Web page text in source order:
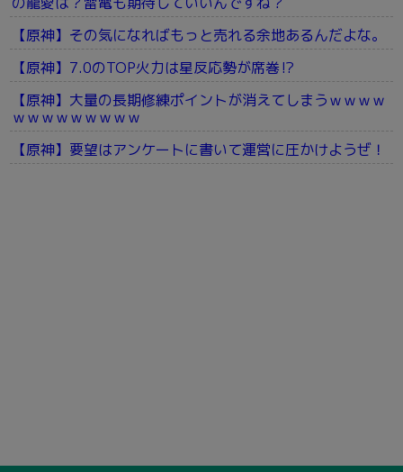
【原神】その気になればもっと売れる余地あるんだよな。
【原神】7.0のTOP火力は星反応勢が席巻⁉
【原神】大量の長期修練ポイントが消えてしまうｗｗｗｗ
ｗｗｗｗｗｗｗｗｗ
【原神】要望はアンケートに書いて運営に圧かけようぜ！